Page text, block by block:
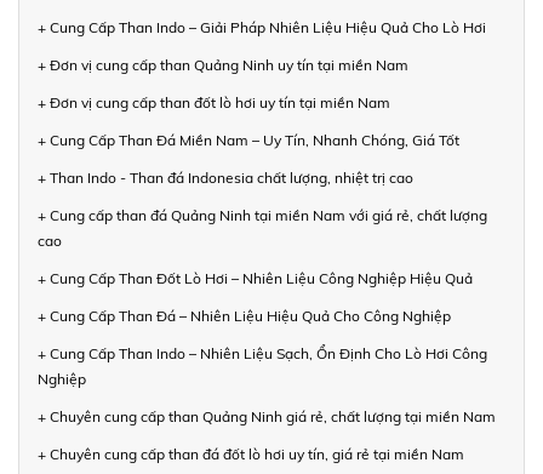
+ Cung Cấp Than Indo – Giải Pháp Nhiên Liệu Hiệu Quả Cho Lò Hơi
+ Đơn vị cung cấp than Quảng Ninh uy tín tại miền Nam
+ Đơn vị cung cấp than đốt lò hơi uy tín tại miền Nam
+ Cung Cấp Than Đá Miền Nam – Uy Tín, Nhanh Chóng, Giá Tốt
+ Than Indo - Than đá Indonesia chất lượng, nhiệt trị cao
+ Cung cấp than đá Quảng Ninh tại miền Nam với giá rẻ, chất lượng
cao
+ Cung Cấp Than Đốt Lò Hơi – Nhiên Liệu Công Nghiệp Hiệu Quả
+ Cung Cấp Than Đá – Nhiên Liệu Hiệu Quả Cho Công Nghiệp
+ Cung Cấp Than Indo – Nhiên Liệu Sạch, Ổn Định Cho Lò Hơi Công
Nghiệp
+ Chuyên cung cấp than Quảng Ninh giá rẻ, chất lượng tại miền Nam
+ Chuyên cung cấp than đá đốt lò hơi uy tín, giá rẻ tại miền Nam